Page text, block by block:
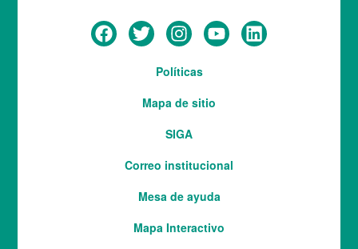
Políticas
Mapa de sitio
SIGA
Correo institucional
Mesa de ayuda
Mapa Interactivo